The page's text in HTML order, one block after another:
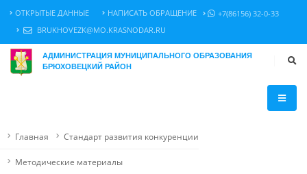
ОТКРЫТЫЕ ДАННЫЕ НАПИСАТЬ ОБРАЩЕНИЕ
+7(86156) 32-0-33
BRUKHOVEZK@MO.KRASNODAR.RU
АДМИНИСТРАЦИЯ МУНИЦИПАЛЬНОГО ОБРАЗОВАНИЯ
БРЮХОВЕЦКИЙ РАЙОН
Главная Стандарт развития конкуренции
Методические материалы